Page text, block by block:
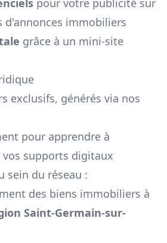
pour votre publicité sur
d'annonces immobiliers
grâce à un mini-site
exclusifs, générés via nos
pour apprendre à
supports digitaux
sein du réseau :
des biens immobiliers à
Saint-Germain-sur-